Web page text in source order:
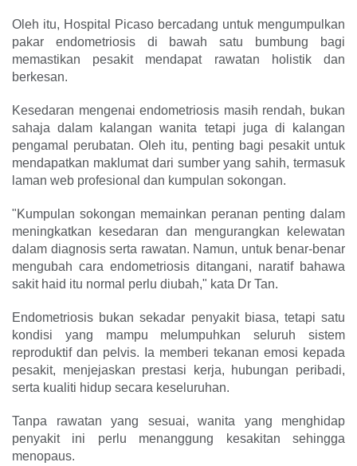
Oleh itu, Hospital Picaso bercadang untuk mengumpulkan
pakar endometriosis di bawah satu bumbung bagi
memastikan pesakit mendapat rawatan holistik dan
berkesan.
Kesedaran mengenai endometriosis masih rendah, bukan
sahaja dalam kalangan wanita tetapi juga di kalangan
pengamal perubatan. Oleh itu, penting bagi pesakit untuk
mendapatkan maklumat dari sumber yang sahih, termasuk
laman web profesional dan kumpulan sokongan.
"Kumpulan sokongan memainkan peranan penting dalam
meningkatkan kesedaran dan mengurangkan kelewatan
dalam diagnosis serta rawatan. Namun, untuk benar-benar
mengubah cara endometriosis ditangani, naratif bahawa
sakit haid itu normal perlu diubah," kata Dr Tan.
Endometriosis bukan sekadar penyakit biasa, tetapi satu
kondisi yang mampu melumpuhkan seluruh sistem
reproduktif dan pelvis. Ia memberi tekanan emosi kepada
pesakit, menjejaskan prestasi kerja, hubungan peribadi,
serta kualiti hidup secara keseluruhan.
Tanpa rawatan yang sesuai, wanita yang menghidap
penyakit ini perlu menanggung kesakitan sehingga
menopaus.